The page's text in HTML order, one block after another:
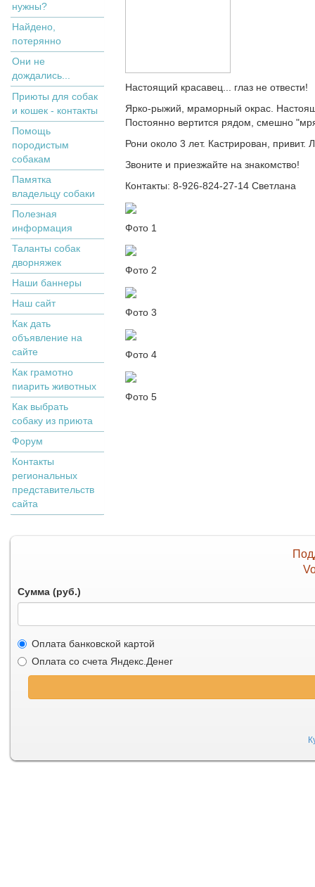
нужны?
Найдено,
потерянно
Они не
дождались...
Приюты для собак
и кошек - контакты
Помощь
породистым
собакам
Памятка
владельцу собаки
Полезная
информация
Таланты собак
дворняжек
Наши баннеры
Наш сайт
Как дать
объявление на
сайте
Как грамотно
пиарить животных
Как выбрать
собаку из приюта
Форум
Контакты
региональных
представительств
сайта
Настоящий красавец... глаз не отвести!
Ярко-рыжий, мраморный окрас.
Постоянно вертится рядом, смешно
Рони около 3 лет. Кастрирован, привит.
Звоните и приезжайте на знакомство!
Контакты: 8-926-824-27-14 Светлана
Фото 1
Фото 2
Фото 3
Фото 4
Фото 5
Сумма (руб.)
Оплата банковской картой
Оплата со счета Яндекс.Денег